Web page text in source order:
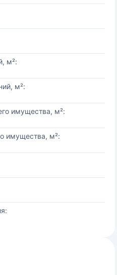
м²:
м²:
имущества, м²:
имущества, м²: